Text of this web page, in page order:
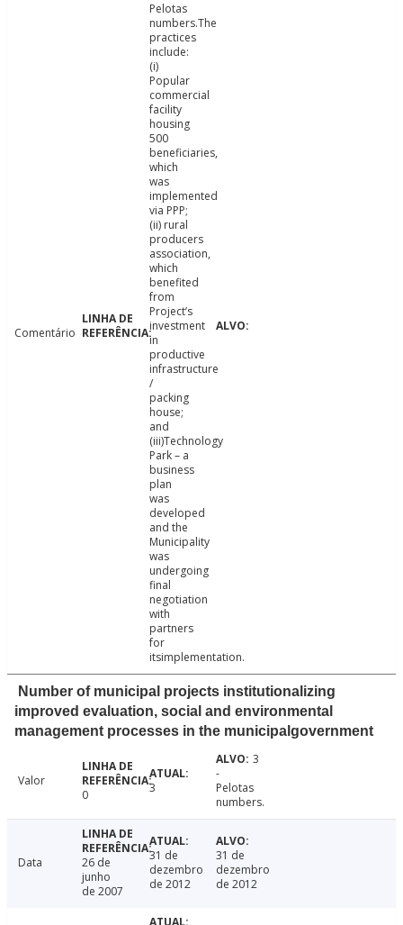
Comentário
Pelotas
numbers.The
practices
include:
(i)
Popular
commercial
facility
housing
500
beneficiaries,
which
was
implemented
via PPP;
(ii) rural
producers
association,
which
benefited
from
Project’s
investment
in
productive
infrastructure
/
packing
house;
and
(iii)Technology
Park – a
business
plan
was
developed
and the
Municipality
was
undergoing
final
negotiation
with
partners
for
itsimplementation.
Number of municipal projects institutionalizing
improved evaluation, social and environmental
management processes in the municipalgovernment
Valor
0
3
3
-
Pelotas
numbers.
Data
26 de
junho
de 2007
31 de
dezembro
de 2012
31 de
dezembro
de 2012